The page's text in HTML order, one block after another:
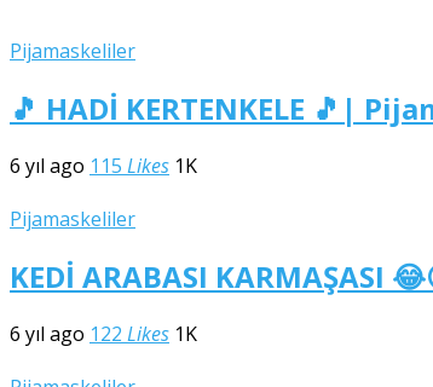
Pijamaskeliler
🎵 HADİ KERTENKELE 🎵|
6 yıl ago 115 Likes 1K
Pijamaskeliler
KEDİ ARABASI
6 yıl ago 122 Likes 1K